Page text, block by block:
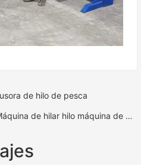
de hilo de pesca
Siguiente entrada siguiente : Máquina de hilar hilo máquina de torsión de hilo elegante